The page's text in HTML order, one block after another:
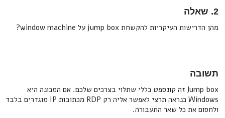
2. שאלה
מהן הדרישות העיקריות להקשחת jump box על window machine?
תשובה
Jump box זה קונספט כללי שתלוי בצרכים שלכם. אם המכונה היא
Windows כנראה תרצי לאפשר אליה רק RDP מכתובות IP מוגדרים בלבד
ולחסום את כל שאר התעבורה.